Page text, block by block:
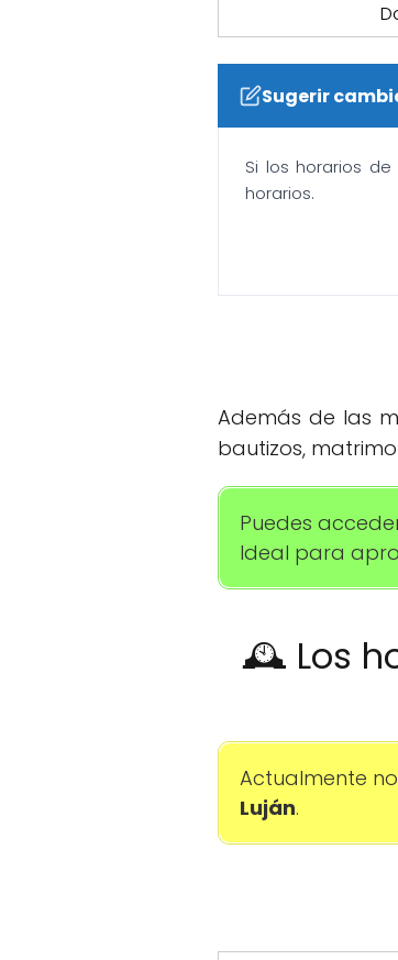
Sugerir
Si los horarios
horarios.
Además de las
bautizos,
Puedes
Ideal para
🕰️ Los
Actualmente
Luján.